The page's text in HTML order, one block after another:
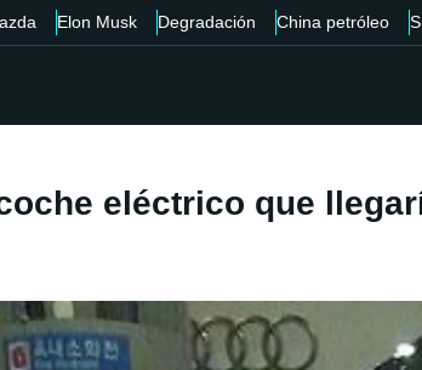
Elon Musk Degradación China petróleo
eléctrico que